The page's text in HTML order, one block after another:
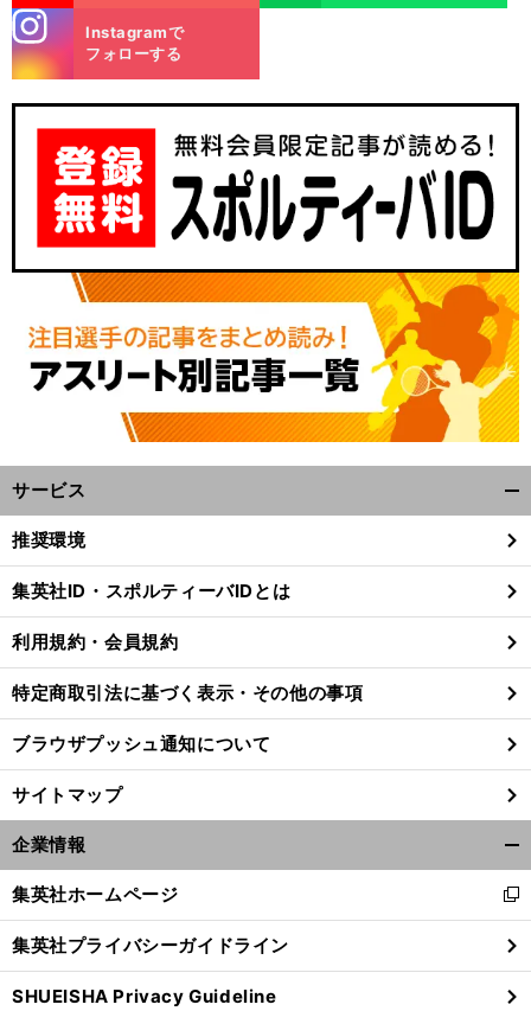
m
Instagramで
フォローする
サービス
閉
る
推奨環境
集英社ID・スポルティーバIDとは
利用規約・会員規約
特定商取引法に基づく表示・その他の事項
ブラウザプッシュ通知について
サイトマップ
企業情報
閉
る
集英社ホームページ
新
し
い
ウ
ィ
集英社プライバシーガイドライン
SHUEISHA Privacy Guideline